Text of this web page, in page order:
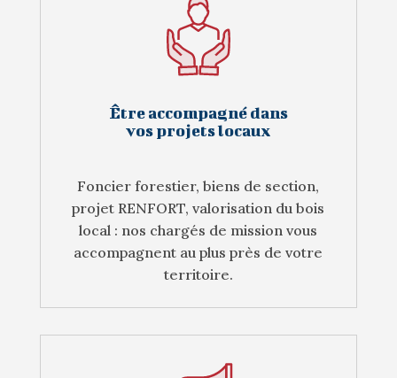
Être accompagné dans
vos projets locaux
Foncier forestier, biens de section,
projet RENFORT, valorisation du bois
local : nos chargés de mission vous
accompagnent au plus près de votre
territoire.